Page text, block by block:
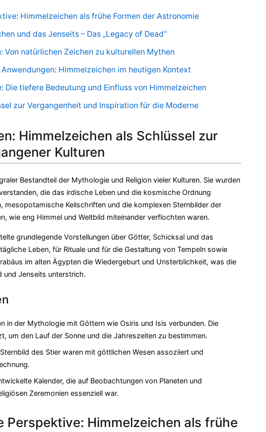
Himmelzeichen als frühe Formen der Astronomie
und das Jenseits – Das „Legacy of Dead“
Von natürlichen Zeichen zu kulturellen Mythen
Himmelzeichen im heutigen Kontext
tiefere Bedeutung und Einfluss von Himmelzeichen
zur Vergangenheit und Inspiration für die Moderne
Himmelzeichen als Schlüssel zur
Kulturen
Bestandteil der Mythologie und Religion vieler Kulturen. Sie wurden
die das irdische Leben und die kosmische Ordnung
Keilschriften und die komplexen Sternbilder der
wie eng Himmel und Weltbild miteinander verflochten waren.
grundlegende Vorstellungen über Götter, Schicksal und das
Leben, für Rituale und für die Gestaltung von Tempeln sowie
im alten Ägypten die Wiedergeburt und Unsterblichkeit, was die
und Jenseits unterstrich.
in der Mythologie mit Göttern wie Osiris und Isis verbunden. Die
um den Lauf der Sonne und die Jahreszeiten zu bestimmen.
des Stier waren mit göttlichen Wesen assoziiert und
Kalender, die auf Beobachtungen von Planeten und
Zeremonien essenziell war.
Perspektive: Himmelzeichen als frühe